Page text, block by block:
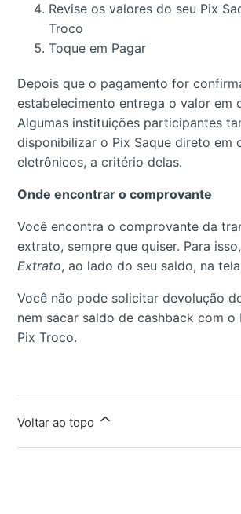
Revise os valores do seu Pix
Troco
Toque em Pagar
Depois que o pagamento for
estabelecimento entrega o valor em
Algumas instituições participantes
disponibilizar o Pix Saque direto em
eletrônicos, a critério delas.
Onde encontrar o comprovante
Você encontra o comprovante da
extrato, sempre que quiser. Para
Extrato, ao lado do seu saldo, na
Você não pode solicitar devolução
nem sacar saldo de cashback com o
Pix Troco.
Voltar ao topo